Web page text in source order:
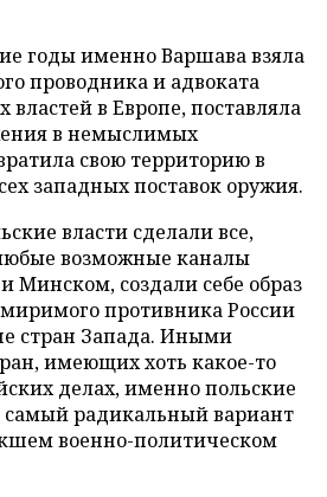
годы именно Варшава взяла
проводника и адвоката
властей в Европе, поставляла
в немыслимых
свою территорию в
западных поставок оружия.
власти сделали все,
возможные каналы
Минском, создали себе образ
противника России
стран Запада. Иными
имеющих хоть какое-то
делах, именно польские
радикальный вариант
военно-политическом